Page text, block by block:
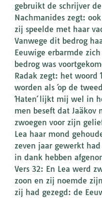
gebruikt de schrijver
Nachmanides zegt:
zij speelde met haar
Vanwege dit bedrog
Eeuwige erbarmde
bedrog was
Radak zegt: het woord
worden als ´op de
´Haten´ lijkt mij wel in
men beseft dat Jaäkov
zwoegen voor zijn
Lea haar mond
zeven jaar gewerkt
in dank hebben
Vers 32: En Lea werd
zoon en zij noemde
zij had gezegd: de